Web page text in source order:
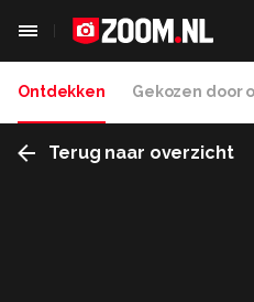
Ontdekken Gekozen door
Terug naar overzicht